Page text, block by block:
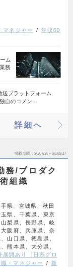
マネジャー
年収60
ム
務
送プラットフォーム
独自のコメン…
詳細へ
掲載期間 26/07/30～26/08/17
務/プロダク
組織
県、宮城県、秋田
県、千葉県、東京
梨県、長野県、岐
阪府、兵庫県、奈
山口県、徳島県、
熊本県、大分県、
展開あり（日系グロ
・マネジャー
新